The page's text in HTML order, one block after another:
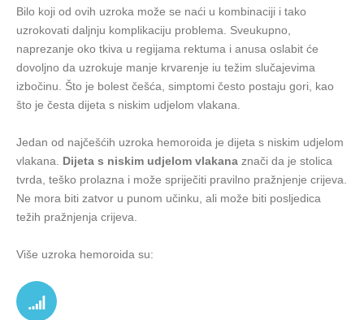
Bilo koji od ovih uzroka može se naći u kombinaciji i tako
uzrokovati daljnju komplikaciju problema. Sveukupno,
naprezanje oko tkiva u regijama rektuma i anusa oslabit će
dovoljno da uzrokuje manje krvarenje iu težim slučajevima
izbočinu. Što je bolest češća, simptomi često postaju gori, kao
što je česta dijeta s niskim udjelom vlakana.
Jedan od najčešćih uzroka hemoroida je dijeta s niskim udjelom
vlakana. Dijeta s niskim udjelom vlakana znači da je stolica
tvrda, teško prolazna i može spriječiti pravilno pražnjenje crijeva.
Ne mora biti zatvor u punom učinku, ali može biti posljedica
težih pražnjenja crijeva.
Više uzroka hemoroida su: